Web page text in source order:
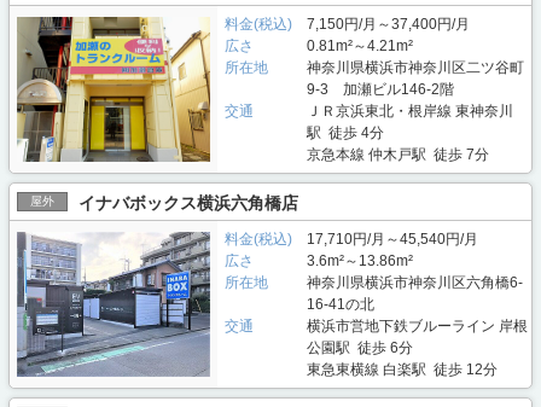
料金(税込)
7,150円/月～37,400円/月
広さ
0.81m²～4.21m²
所在地
神奈川県横浜市神奈川区二ツ谷町
9-3 加瀬ビル146-2階
交通
ＪＲ京浜東北・根岸線 東神奈川
駅 徒歩 4分
京急本線 仲木戸駅 徒歩 7分
屋外 イナバボックス横浜六角橋店
料金(税込)
17,710円/月～45,540円/月
広さ
3.6m²～13.86m²
所在地
神奈川県横浜市神奈川区六角橋6-
16-41の北
交通
横浜市営地下鉄ブルーライン 岸根
公園駅 徒歩 6分
東急東横線 白楽駅 徒歩 12分